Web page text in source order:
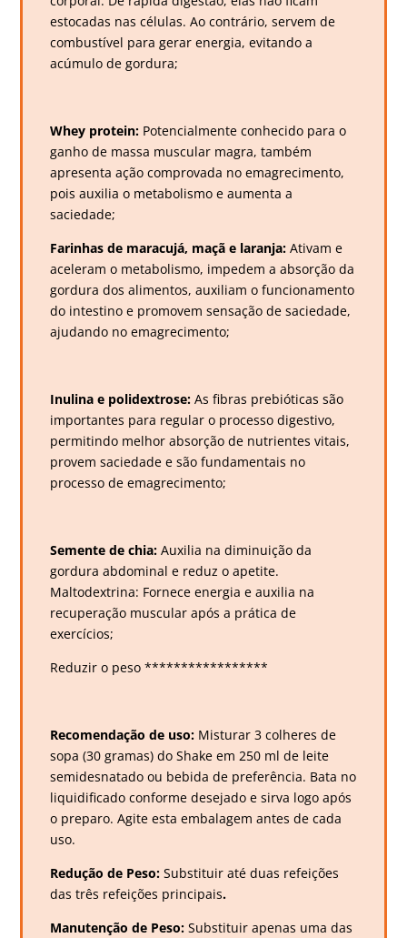
estocadas nas células. Ao contrário, servem de
combustível para gerar energia, evitando a
acúmulo de gordura;
Whey protein: Potencialmente conhecido para o
ganho de massa muscular magra, também
apresenta ação comprovada no emagrecimento,
pois auxilia o metabolismo e aumenta a
saciedade;
Farinhas de maracujá, maçã e laranja:Ativam e
aceleram o metabolismo, impedem a absorção da
gordura dos alimentos, auxiliam o funcionamento
do intestino e promovem sensação de saciedade,
ajudando no emagrecimento;
Inulina e polidextrose:As fibras prebióticas são
importantes para regular o processo digestivo,
permitindo melhor absorção de nutrientes vitais,
provem saciedade e são fundamentais no
processo de emagrecimento;
Semente de chia:Auxilia na diminuição da
gordura abdominal e reduz o apetite.
Maltodextrina: Fornece energia e auxilia na
recuperação muscular após a prática de
exercícios;
Reduzir o peso *****************
Recomendação de uso: Misturar 3 colheres de
sopa (30 gramas) do Shake em 250 ml de leite
semidesnatado ou bebida de preferência. Bata no
liquidificado conforme desejado e sirva logo após
o preparo. Agite esta embalagem antes de cada
uso.
Redução de Peso:Substituir até duas refeições
das três refeições principais.
Manutenção de Peso:Substituir apenas uma das